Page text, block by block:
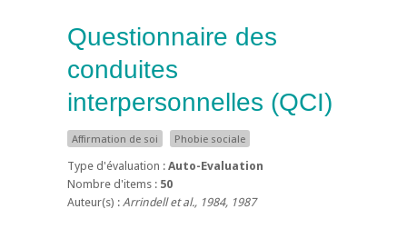
Questionnaire des
conduites
interpersonnelles (QCI)
Affirmation de soi Phobie sociale
Type d'évaluation : Auto-Evaluation
Nombre d'items : 50
Auteur(s) : Arrindell et al., 1984, 1987